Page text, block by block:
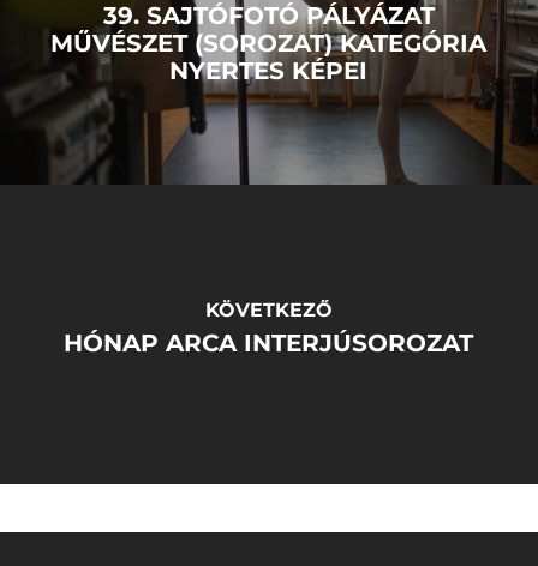
39. SAJTÓFOTÓ PÁLYÁZAT
MŰVÉSZET (SOROZAT) KATEGÓRIA
NYERTES KÉPEI
KÖVETKEZŐ
HÓNAP ARCA INTERJÚSOROZAT